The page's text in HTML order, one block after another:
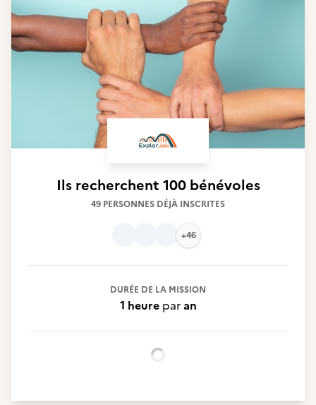
Ils recherchent 100 bénévoles
49 PERSONNES DÉJÀ INSCRITES
+46
DURÉE DE LA MISSION
1 heureparan